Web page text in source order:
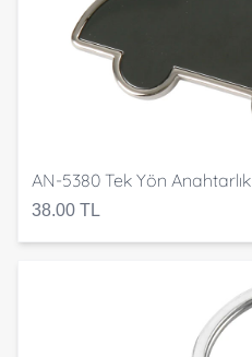
AN-5380 Tek Yön Anahtarlık
38.00 TL